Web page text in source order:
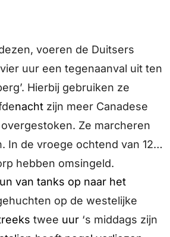
voeren de Duitsers
uur een tegenaanval uit ten
Hierbij gebruiken ze
nacht zijn meer Canadese
Ze marcheren
In de vroege ochtend van 12
hebben omsingeld.
van tanks op naar het
op de westelijke
twee uur ‘s middags zijn